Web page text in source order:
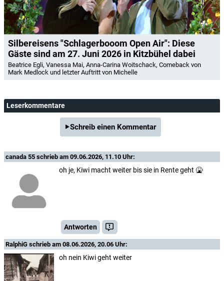
Silbereisens "Schlagerbooom Open Air": Diese
Gäste sind am 27. Juni 2026 in Kitzbühel dabei
Beatrice Egli, Vanessa Mai, Anna-Carina Woitschack, Comeback von
Mark Medlock und letzter Auftritt von Michelle
Leserkommentare
Schreib einen Kommentar
canada 55 schrieb am 09.06.2026, 11.10 Uhr:
oh je, Kiwi macht weiter bis sie in Rente geht 🤮
Antworten
RalphiG schrieb am 08.06.2026, 20.06 Uhr:
oh nein Kiwi geht weiter